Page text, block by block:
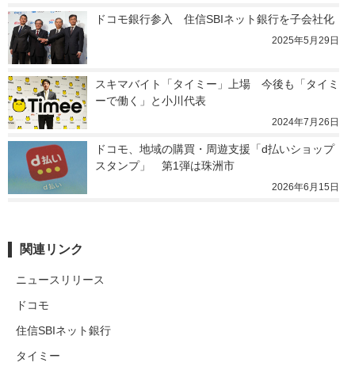
ドコモ銀行参入　住信SBIネット銀行を子会社化
2025年5月29日
スキマバイト「タイミー」上場　今後も「タイミ
ーで働く」と小川代表
2024年7月26日
ドコモ、地域の購買・周遊支援「d払いショップ
スタンプ」　第1弾は珠洲市
2026年6月15日
関連リンク
ニュースリリース
ドコモ
住信SBIネット銀行
タイミー